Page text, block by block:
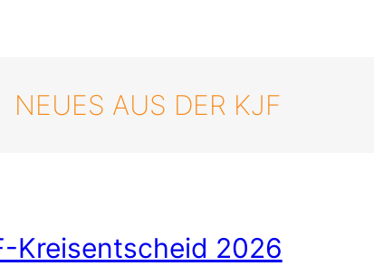
NEUES AUS DER KJF
Kreisentscheid 2026